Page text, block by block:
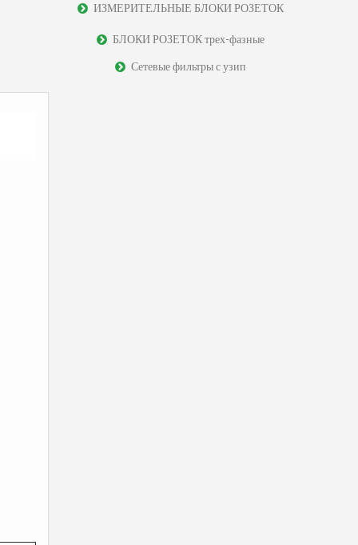
ИЗМЕРИТЕЛЬНЫЕ БЛОКИ РОЗЕТОК
БЛОКИ РОЗЕТОК трех-фазные
Сетевые фильтры с узип